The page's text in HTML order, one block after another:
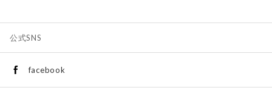
公式SNS
facebook